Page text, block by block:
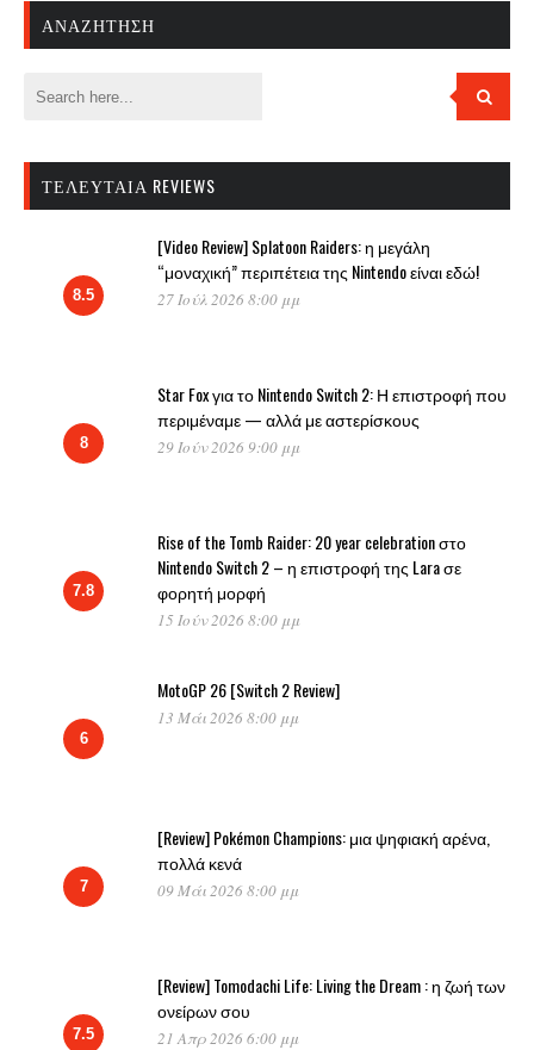
ΑΝΑΖΉΤΗΣΗ
ΤΕΛΕΥΤΑΊΑ REVIEWS
8.5
[Video Review] Splatoon Raiders: η μεγάλη
“μοναχική” περιπέτεια της Nintendo είναι εδώ!
27 Ιούλ 2026 8:00 μμ
8
Star Fox για το Nintendo Switch 2: Η επιστροφή που
περιμέναμε — αλλά με αστερίσκους
29 Ιούν 2026 9:00 μμ
7.8
Rise of the Tomb Raider: 20 year celebration στο
Nintendo Switch 2 – η επιστροφή της Lara σε
φορητή μορφή
15 Ιούν 2026 8:00 μμ
6
MotoGP 26 [Switch 2 Review]
13 Μάι 2026 8:00 μμ
7
[Review] Pokémon Champions: μια ψηφιακή αρένα,
πολλά κενά
09 Μάι 2026 8:00 μμ
7.5
[Review] Tomodachi Life: Living the Dream : η ζωή των
ονείρων σου
21 Απρ 2026 6:00 μμ